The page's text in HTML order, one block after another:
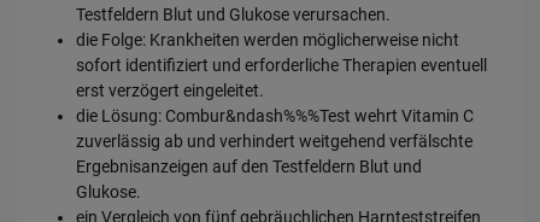
Testfeldern Blut und Glukose verursachen.
die Folge: Krankheiten werden möglicherweise nicht
sofort identifiziert und erforderliche Therapien eventuell
erst verzögert eingeleitet.
die Lösung: Combur&ndash%%%Test wehrt Vitamin C
zuverlässig ab und verhindert weitgehend verfälschte
Ergebnisanzeigen auf den Testfeldern Blut und
Glukose.
ein Vergleich von fünf gebräuchlichen Harnteststreifen